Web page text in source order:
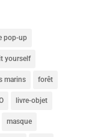
pop-up
yourself
marins forêt
livre-objet
masque